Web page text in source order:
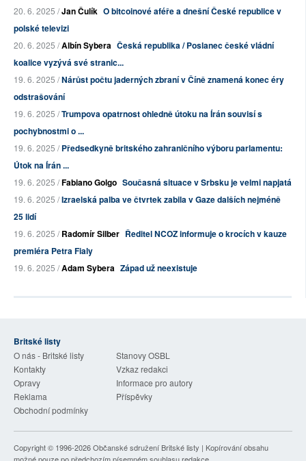
20. 6. 2025 /Jan Čulík O bitcoinové aféře a dnešní České republice v
polské televizi
20. 6. 2025 /Albín Sybera Česká republika / Poslanec české vládní
koalice vyzývá své stranic...
19. 6. 2025 /Nárůst počtu jaderných zbraní v Číně znamená konec éry
odstrašování
19. 6. 2025 /Trumpova opatrnost ohledně útoku na Írán souvisí s
pochybnostmi o ...
19. 6. 2025 /Předsedkyně britského zahraničního výboru parlamentu:
Útok na Írán ...
19. 6. 2025 /Fabiano Golgo Současná situace v Srbsku je velmi napjatá
19. 6. 2025 /Izraelská palba ve čtvrtek zabila v Gaze dalších nejméně
25 lidí
19. 6. 2025 /Radomír Silber Ředitel NCOZ informuje o krocích v kauze
premiéra Petra Fialy
19. 6. 2025 /Adam Sybera Západ už neexistuje
Britské listy
O nás - Britské listy
Stanovy OSBL
Kontakty
Vzkaz redakci
Opravy
Informace pro autory
Reklama
Příspěvky
Obchodní podmínky
Copyright © 1996-2026Občanské sdružení Britské listy | Kopírování obsahu